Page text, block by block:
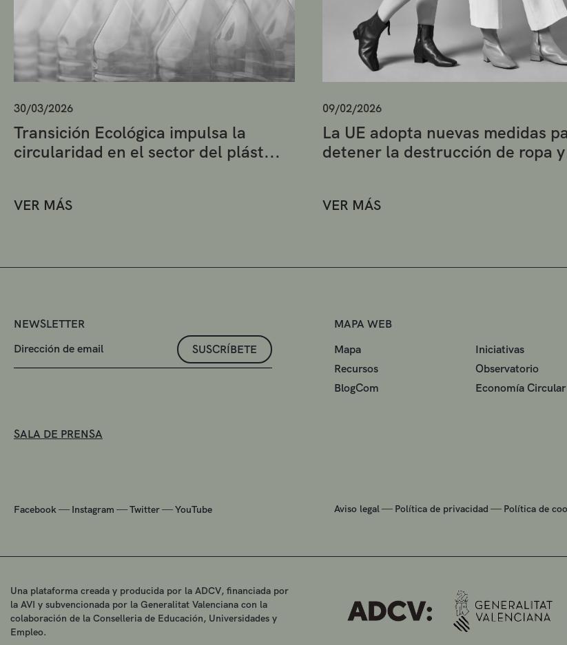
30/03/2026
Transición Ecológica impulsa la
circularidad en el sector del plást...
VER MÁS
09/02/2026
La UE adopta nuevas medidas
detener la destrucción de ropa
VER MÁS
NEWSLETTER
SUSCRÍBETE
SALA DE PRENSA
Facebook — Instagram —Twitter—YouTube
MAPA WEB
Mapa
Iniciativas
Recursos
Observatorio
BlogCom
Economía Circular
Aviso legal — Política de privacidad — Política de
Una plataforma creada y producida por la ADCV, financiada por
la AVI y subvencionada por la Generalitat Valenciana con la
colaboración de la Conselleria de Educación, Universidades y
Empleo.